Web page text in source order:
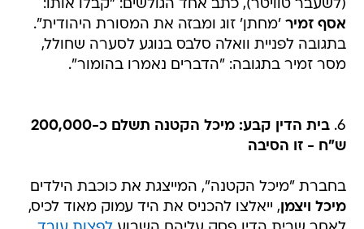
(לשעבר טוויטר), כתב אחד הגולשים: "קבלו אותו:
אסף זמיר 'מחתן' זוג ומבזה את המסורת היהודית".
בתגובה לפניית וואלה סלבס בנוגע לסערה שחולל,
מסר זמיר בתגובה: "הדברים נאמרו בהומור".
6.
בית הדין קבע: מיכל הקטנה תשלם כ-200,000
ש"ח - זו הסיבה
בחברת "מיכל הקטנה", המייצגת את כוכבת הילדים
מיכל ויצמן, ייאלצו להכניס את היד עמוק מאוד לכיס,